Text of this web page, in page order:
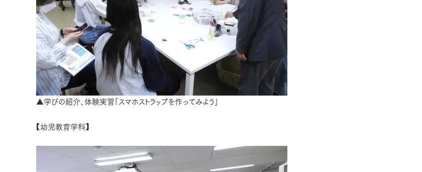
▲学びの紹介、体験実習「スマホストラップを作ってみよう」
【幼児教育学科】